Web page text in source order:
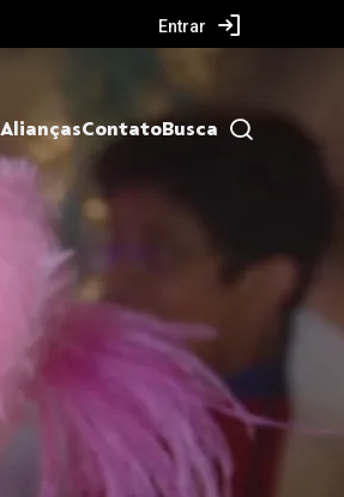
Entrar
AliançasContatoBusca